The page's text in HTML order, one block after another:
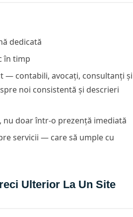
dedicată
în timp
— contabili, avocați, consultanți și
noi consistentă și descrieri
nu doar într-o prezență imediată
servicii — care să umple cu
Ulterior La Un Site